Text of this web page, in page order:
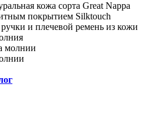
кожа сорта Great Nappa
покрытием Silktouch
и плечевой ремень из кожи
молнии